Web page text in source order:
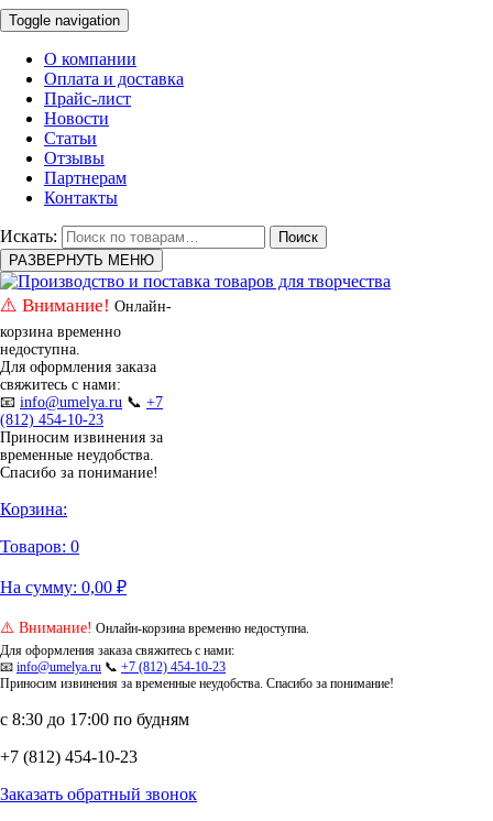
Toggle navigation
О компании
Оплата и доставка
Прайс-лист
Новости
Статьи
Отзывы
Партнерам
Контакты
Искать:
Поиск
РАЗВЕРНУТЬ МЕНЮ
⚠️ Внимание! Онлайн-
корзина временно
недоступна.
Для оформления заказа
свяжитесь с нами:
📧 info@umelya.ru 📞 +7
(812) 454-10-23
Приносим извинения за
временные неудобства.
Спасибо за понимание!
Корзина:
Товаров: 0
На сумму: 0,00 ₽
⚠️ Внимание! Онлайн-корзина временно недоступна.
Для оформления заказа свяжитесь с нами:
📧 info@umelya.ru 📞 +7 (812) 454-10-23
Приносим извинения за временные неудобства. Спасибо за понимание!
с 8:30 до 17:00 по будням
+7 (812) 454-10-23
Заказать обратный звонок